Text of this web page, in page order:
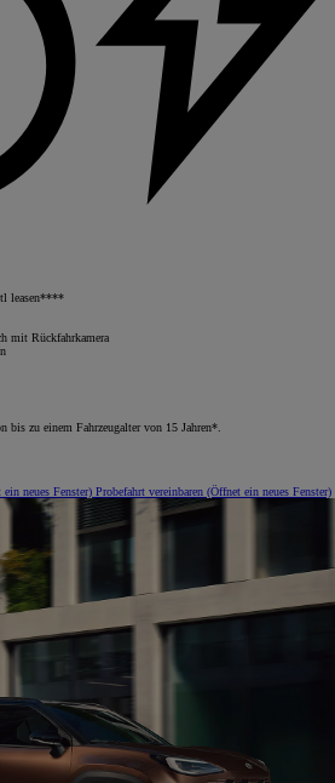
leasen****
mit Rückfahrkamera
bis zu einem Fahrzeugalter von 15 Jahren*.
ein neues Fenster) Probefahrt vereinbaren (Öffnet ein neues Fenster)